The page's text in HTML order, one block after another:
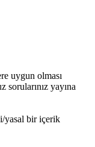
uygun olması
sorularınız yayına
yasal bir içerik